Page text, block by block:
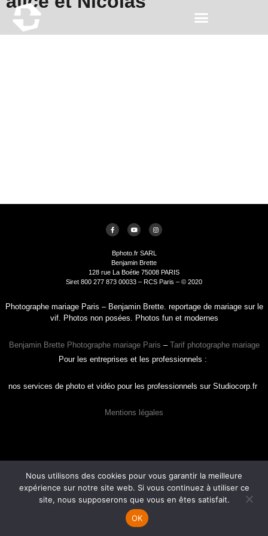
Bphoto.fr SARL
Benjamin Brette
128 rue La Boétie 75008 PARIS
Siret 800 277 873 00033 – RCS Paris – © 2020
Photographe mariage Paris – Benjamin Brette. reportage de mariage sur le
vif. Photos non posées. Photos fun et modernes
Benjamin Brette Photographe mariage Paris – Tarif photographe mariage
Pour les entreprises et les professionnels :
nos services de photo et vidéo pour les professionnels sur Studiocorp.fr
Mentions légales
FAMILLE
Nous utilisons des cookies pour vous garantir la meilleure
expérience sur notre site web. Si vous continuez à utiliser ce
site, nous supposerons que vous en êtes satisfait.
OK